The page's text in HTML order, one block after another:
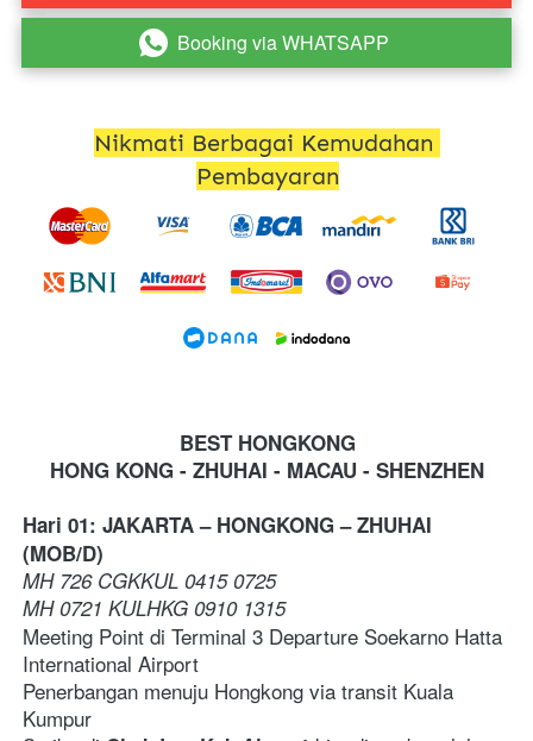
` Booking via WHATSAPP
Nikmati Berbagai Kemudahan
Pembayaran
BEST HONGKONG
HONG KONG - ZHUHAI - MACAU - SHENZHEN
Hari 01: JAKARTA – HONGKONG – ZHUHAI
(MOB/D)
MH 726 CGKKUL 0415 0725
MH 0721 KULHKG 0910 1315
Meeting Point di Terminal 3 Departure Soekarno Hatta
International Airport
Penerbangan menuju Hongkong via transit Kuala
Kumpur